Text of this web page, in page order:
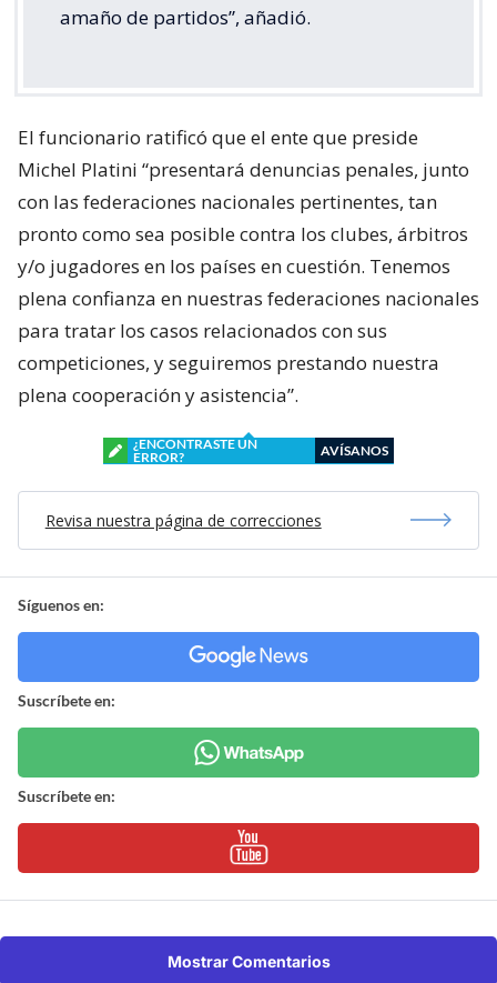
amaño de partidos”, añadió.
El funcionario ratificó que el ente que preside
Michel Platini “presentará denuncias penales, junto
con las federaciones nacionales pertinentes, tan
pronto como sea posible contra los clubes, árbitros
y/o jugadores en los países en cuestión. Tenemos
plena confianza en nuestras federaciones nacionales
para tratar los casos relacionados con sus
competiciones, y seguiremos prestando nuestra
plena cooperación y asistencia”.
¿ENCONTRASTE UN
ERROR?
AVÍSANOS
Revisa nuestra página de correcciones
Síguenos en:
Suscríbete en:
Suscríbete en:
Mostrar Comentarios